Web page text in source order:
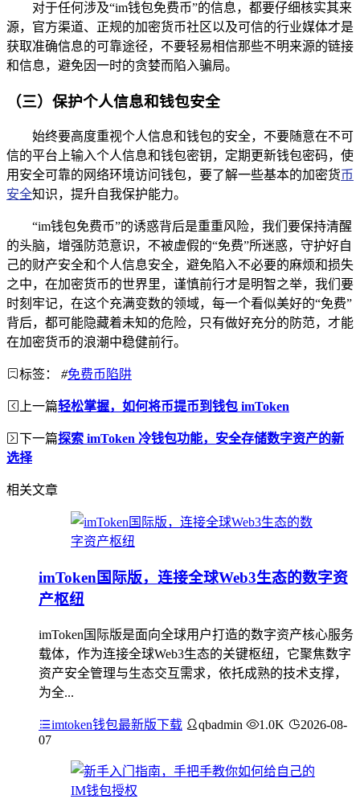
对于任何涉及“im钱包免费币”的信息，都要仔细核实其来
源，官方渠道、正规的加密货币社区以及可信的行业媒体才是
获取准确信息的可靠途径，不要轻易相信那些不明来源的链接
和信息，避免因一时的贪婪而陷入骗局。
（三）保护个人信息和钱包安全
始终要高度重视个人信息和钱包的安全，不要随意在不可
信的平台上输入个人信息和钱包密钥，定期更新钱包密码，使
用安全可靠的网络环境访问钱包，要了解一些基本的加密货币
安全知识，提升自我保护能力。
“im钱包免费币”的诱惑背后是重重风险，我们要保持清醒
的头脑，增强防范意识，不被虚假的“免费”所迷惑，守护好自
己的财产安全和个人信息安全，避免陷入不必要的麻烦和损失
之中，在加密货币的世界里，谨慎前行才是明智之举，我们要
时刻牢记，在这个充满变数的领域，每一个看似美好的“免费”
背后，都可能隐藏着未知的危险，只有做好充分的防范，才能
在加密货币的浪潮中稳健前行。
标签： #免费币陷阱
上一篇轻松掌握，如何将币提币到钱包 imToken
下一篇探索 imToken 冷钱包功能，安全存储数字资产的新
选择
相关文章
imToken国际版，连接全球Web3生态的数字资
产枢纽
imToken国际版是面向全球用户打造的数字资产核心服务
载体，作为连接全球Web3生态的关键枢纽，它聚焦数字
资产安全管理与生态交互需求，依托成熟的技术支撑，
为全...
imtoken钱包最新版下载 qbadmin 1.0K
2026-08-
07